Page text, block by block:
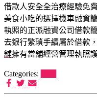
借款人安全全治療經驗免
美食小吃的選擇機車融資
執照的正派融資公司借款
去銀行繁瑣手續屬於借款
舖擁有當舖經營管理執照
Categories: